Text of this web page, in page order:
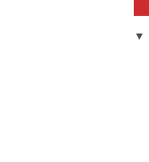
▼